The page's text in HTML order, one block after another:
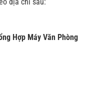
địa chỉ sau:
Hợp Máy Văn Phòng